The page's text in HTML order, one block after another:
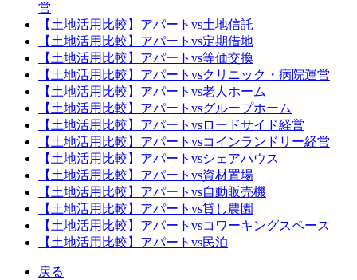
営
【土地活用比較】アパートvs土地信託
【土地活用比較】アパートvs定期借地
【土地活用比較】アパートvs等価交換
【土地活用比較】アパートvsクリニック・病院運営
【土地活用比較】アパートvs老人ホーム
【土地活用比較】アパートvsグループホーム
【土地活用比較】アパートvsロードサイド経営
【土地活用比較】アパートvsコインランドリー経営
【土地活用比較】アパートvsシェアハウス
【土地活用比較】アパートvs資材置場
【土地活用比較】アパートvs自動販売機
【土地活用比較】アパートvs貸し農園
【土地活用比較】アパートvsコワーキングスペース
【土地活用比較】アパートvs民泊
戻る